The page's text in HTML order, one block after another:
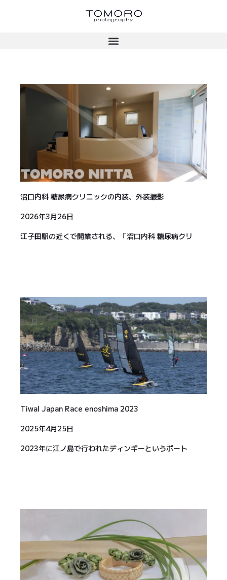
沼口内科 糖尿病クリニックの内装、外装撮影
2026年3月26日
江子田駅の近くで開業される、「沼口内科 糖尿病クリ
Tiwal Japan Race enoshima 2023
2025年4月25日
2023年に江ノ島で行われたディンギーというボート